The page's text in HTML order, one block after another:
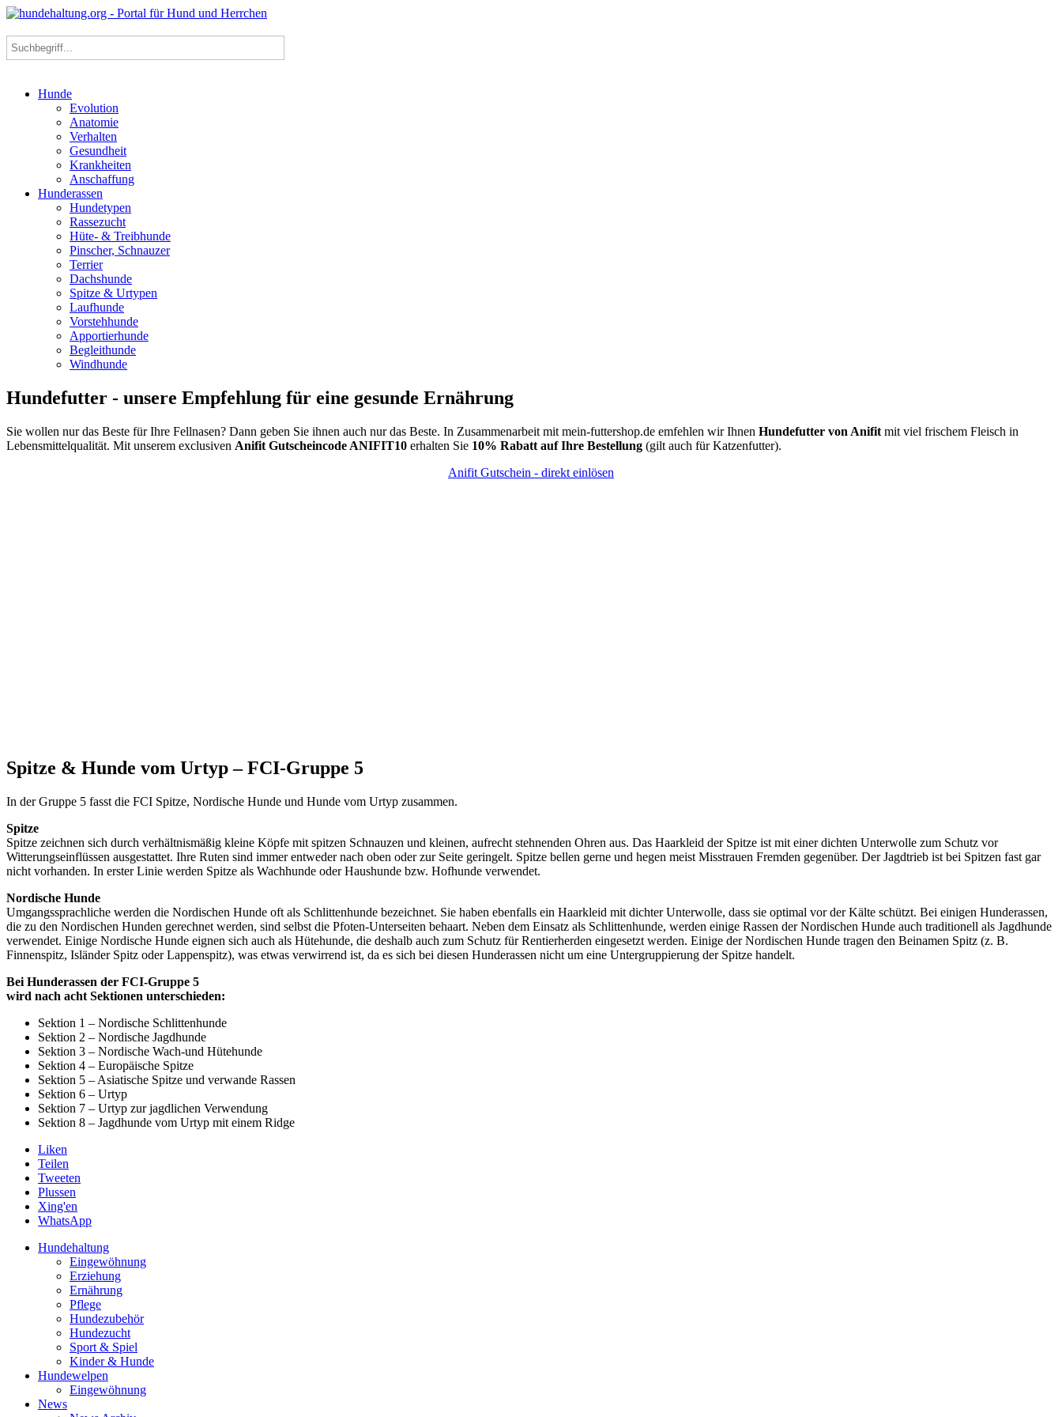
Hunde
Evolution
Anatomie
Verhalten
Gesundheit
Krankheiten
Anschaffung
Hunderassen
Hundetypen
Rassezucht
Hüte- & Treibhunde
Pinscher, Schnauzer
Terrier
Dachshunde
Spitze & Urtypen
Laufhunde
Vorstehhunde
Apportierhunde
Begleithunde
Windhunde
Hundefutter - unsere Empfehlung für eine gesunde Ernährung
Sie wollen nur das Beste für Ihre Fellnasen? Dann geben Sie ihnen auch nur das Beste. In Zusammenarbeit mit mein-futtershop.de emfehlen wir Ihnen Hundefutter von Anifit mit viel frischem Fleisch in
Lebensmittelqualität. Mit unserem exclusiven Anifit Gutscheincode ANIFIT10 erhalten Sie 10% Rabatt auf Ihre Bestellung (gilt auch für Katzenfutter).
Anifit Gutschein - direkt einlösen
Spitze & Hunde vom Urtyp – FCI-Gruppe 5
In der Gruppe 5 fasst die FCI Spitze, Nordische Hunde und Hunde vom Urtyp zusammen.
Spitze
Spitze zeichnen sich durch verhältnismäßig kleine Köpfe mit spitzen Schnauzen und kleinen, aufrecht stehnenden Ohren aus. Das Haarkleid der Spitze ist mit einer dichten Unterwolle zum Schutz vor
Witterungseinflüssen ausgestattet. Ihre Ruten sind immer entweder nach oben oder zur Seite geringelt. Spitze bellen gerne und hegen meist Misstrauen Fremden gegenüber. Der Jagdtrieb ist bei Spitzen fast gar
nicht vorhanden. In erster Linie werden Spitze als Wachhunde oder Haushunde bzw. Hofhunde verwendet.
Nordische Hunde
Umgangssprachliche werden die Nordischen Hunde oft als Schlittenhunde bezeichnet. Sie haben ebenfalls ein Haarkleid mit dichter Unterwolle, dass sie optimal vor der Kälte schützt. Bei einigen Hunderassen,
die zu den Nordischen Hunden gerechnet werden, sind selbst die Pfoten-Unterseiten behaart. Neben dem Einsatz als Schlittenhunde, werden einige Rassen der Nordischen Hunde auch traditionell als Jagdhunde
verwendet. Einige Nordische Hunde eignen sich auch als Hütehunde, die deshalb auch zum Schutz für Rentierherden eingesetzt werden. Einige der Nordischen Hunde tragen den Beinamen Spitz (z. B.
Finnenspitz, Isländer Spitz oder Lappenspitz), was etwas verwirrend ist, da es sich bei diesen Hunderassen nicht um eine Untergruppierung der Spitze handelt.
Bei Hunderassen der FCI-Gruppe 5
wird nach acht Sektionen unterschieden:
Sektion 1 – Nordische Schlittenhunde
Sektion 2 – Nordische Jagdhunde
Sektion 3 – Nordische Wach-und Hütehunde
Sektion 4 – Europäische Spitze
Sektion 5 – Asiatische Spitze und verwande Rassen
Sektion 6 – Urtyp
Sektion 7 – Urtyp zur jagdlichen Verwendung
Sektion 8 – Jagdhunde vom Urtyp mit einem Ridge
Liken
Teilen
Tweeten
Plussen
Xing'en
WhatsApp
Hundehaltung
Eingewöhnung
Erziehung
Ernährung
Pflege
Hundezubehör
Hundezucht
Sport & Spiel
Kinder & Hunde
Hundewelpen
Eingewöhnung
News